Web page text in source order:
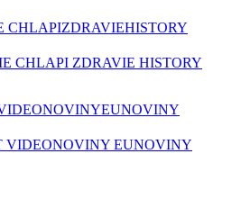
CHLAPIZDRAVIEHISTORY
CHLAPI ZDRAVIE HISTORY
EUNOVINY
VIDEONOVINY EUNOVINY